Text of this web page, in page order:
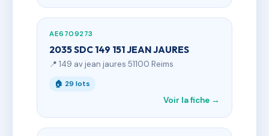
AE6709273
2035 SDC 149 151 JEAN JAURES
📍 149 av jean jaures 51100 Reims
🏠 29 lots
Voir la fiche →